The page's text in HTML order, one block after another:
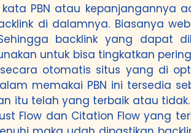
PBN atau kepanjangannya
di dalamnya. Biasanya
backlink yang dapat
untuk bisa tingkatkan
otomatis situs yang di
memakai PBN ini tersedia
itu telah yang terbaik atau
Flow dan Citation Flow yang